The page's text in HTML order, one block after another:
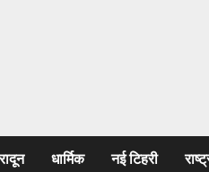
धार्मिक नई टिहरी